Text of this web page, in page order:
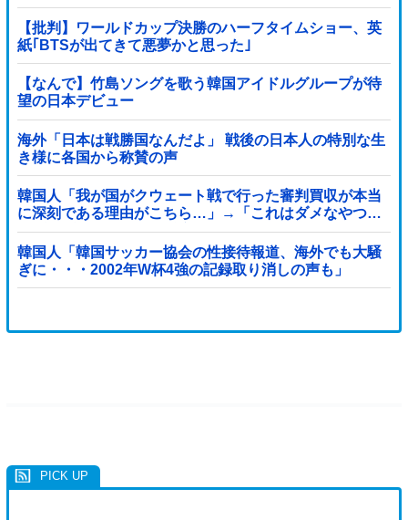
【批判】ワールドカップ決勝のハーフタイムショー、英
紙｢BTSが出てきて悪夢かと思った｣
【なんで】竹島ソングを歌う韓国アイドルグループが待
望の日本デビュー
海外「日本は戦勝国なんだよ」 戦後の日本人の特別な生
き様に各国から称賛の声
韓国人「我が国がクウェート戦で行った審判買収が本当
に深刻である理由がこちら…」→「これはダメなやつ…
（ブルブル」＝韓国の反応
韓国人「韓国サッカー協会の性接待報道、海外でも大騒
ぎに・・・2002年W杯4強の記録取り消しの声も」
→「マジで国の恥だ」「2002年まで疑う価値がある」